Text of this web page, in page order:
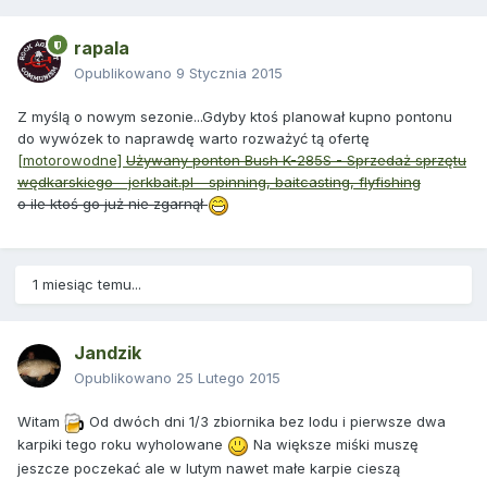
rapala
Opublikowano 9 Stycznia 2015
Z myślą o nowym sezonie...Gdyby ktoś planował kupno pontonu
do wywózek to naprawdę warto rozważyć tą ofertę
[motorowodne] Używany ponton Bush K-285S - Sprzedaż sprzętu
wędkarskiego - jerkbait.pl - spinning, baitcasting, flyfishing
o ile ktoś go już nie zgarnął
1 miesiąc temu...
Jandzik
Opublikowano 25 Lutego 2015
Witam
Od dwóch dni 1/3 zbiornika bez lodu i pierwsze dwa
karpiki tego roku wyholowane
Na większe miśki muszę
jeszcze poczekać ale w lutym nawet małe karpie cieszą